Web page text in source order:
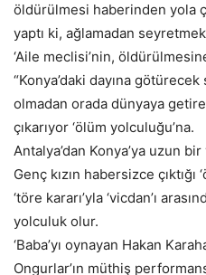
öldürülmesi haberinden yola
yaptı ki, ağlamadan
‘Aile meclisi’nin,
“Konya’daki dayına
olmadan orada dünyaya
çıkarıyor ‘ölüm yolculuğu’na.
Antalya’dan Konya’ya uzun
Genç kızın habersizce çıktığı
‘töre kararı’yla ‘vicdan’ı
yolculuk olur.
‘Baba’yı oynayan Hakan
Ongurlar’ın müthiş